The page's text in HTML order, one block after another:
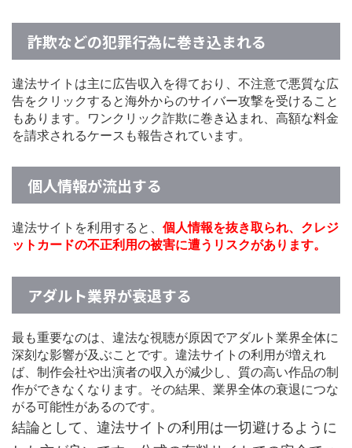
詐欺などの犯罪行為に巻き込まれる
違法サイトは主に広告収入を得ており、不注意で悪質な広
告をクリックすると海外からのサイバー攻撃を受けること
もあります。ワンクリック詐欺に巻き込まれ、高額な料金
を請求されるケースも報告されています。
個人情報が流出する
違法サイトを利用すると、 個人情報を抜き取られ、クレジ
ットカードの不正利用の被害に遭うリスクがあります。
アダルト業界が衰退する
最も重要なのは、違法な視聴が原因でアダルト業界全体に
深刻な影響が及ぶことです。違法サイトの利用が増えれ
ば、制作会社や出演者の収入が減少し、質の高い作品の制
作ができなくなります。その結果、業界全体の衰退につな
がる可能性があるのです。
結論として、違法サイトの利用は一切避けるように